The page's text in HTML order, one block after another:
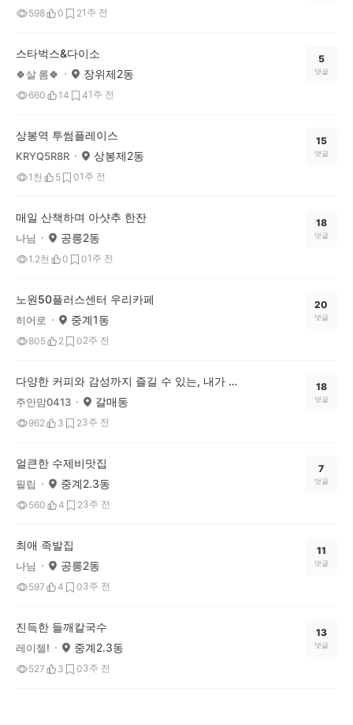
598 0 21주 전
스타벅스&다이소
🍀살 롬🍀 장위제2동
660 14 41주 전
5
댓글
상봉역 투썸플레이스
KRYQ5R8R 상봉제2동
1천 5 01주 전
15
댓글
매일 산책하며 아샷추 한잔
나님 공릉2동
1.2천 0 01주 전
18
댓글
노원50플러스센터 우리카페
히어로 중계1동
805 2 02주 전
20
댓글
다양한 커피와 감성까지 즐길 수 있는, 내가 가장 좋아하는 카페 ‘게이트’
주안맘0413 갈매동
962 3 23주 전
18
댓글
얼큰한 수제비맛집
필립 중계2.3동
560 4 23주 전
7
댓글
최애 족발집
나님 공릉2동
597 4 03주 전
11
댓글
진득한 들깨칼국수
레이첼! 중계2.3동
527 3 03주 전
13
댓글